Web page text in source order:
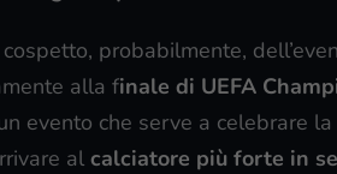
probabilmente,
alla finale di UEFA
evento che serve a celebrare
al calciatore più forte in